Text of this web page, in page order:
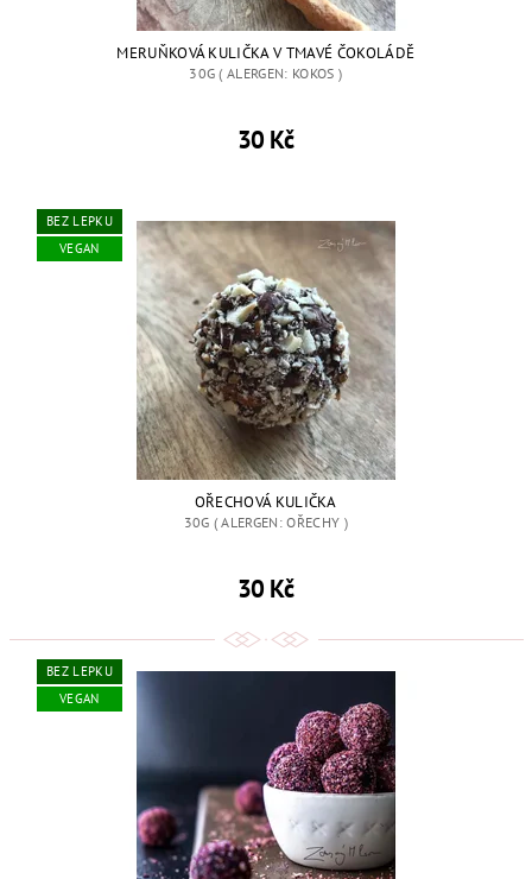
MERUŇKOVÁ KULIČKA V TMAVÉ ČOKOLÁDĚ
30G ( ALERGEN: KOKOS )
30 Kč
BEZ LEPKU
VEGAN
OŘECHOVÁ KULIČKA
30G ( ALERGEN: OŘECHY )
30 Kč
BEZ LEPKU
VEGAN